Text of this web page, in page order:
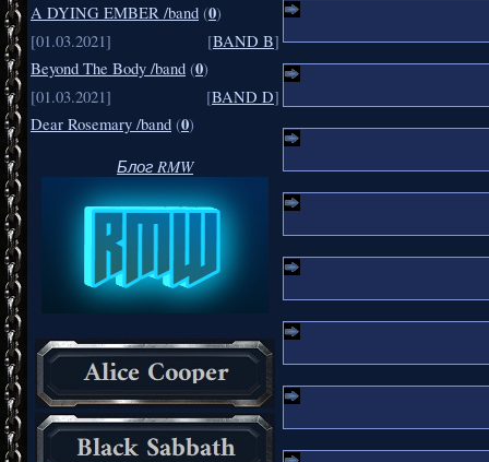
A DYING EMBER /band (0)
[01.03.2021]
[BAND B]
Beyond The Body /band (0)
[01.03.2021]
[BAND D]
Dear Rosemary /band (0)
Блог RMW